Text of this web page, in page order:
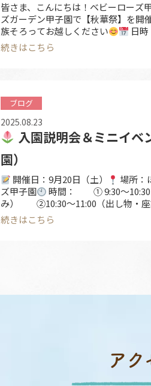
皆さま、こんにちは！ベビーローズ
ズガーデン甲子園で【秋華祭】を開
族そろってお越しください
日
～16:30 ※雨天決行
階 屋外（玄関前・駐車場）・
続きはこちら
ブログ
2025.08.23
入園説明会＆ミニイベ
園）
開催日：9月20日（土）
場所：
ズ甲子園
時間： ① 9:30～10:30
み） ②10:30～11:00（出し物・座
①
園見学会・園内ご見学・園のし
答・ご希望の方は申込書のご記入 ✍
続きはこちら
アク